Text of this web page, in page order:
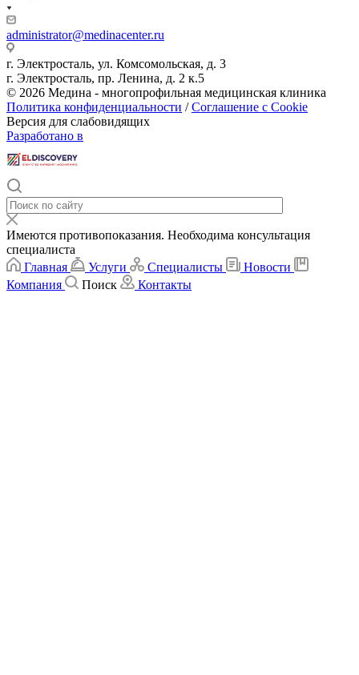
administrator@medinacenter.ru
г. Электросталь, ул. Комсомольская, д. 3
г. Электросталь, пр. Ленина, д. 2 к.5
© 2026 Медина - многопрофильная медицинская клиника
Политика конфиденциальности /Соглашение с Cookie
Версия для слабовидящих
Разработано в
Имеются противопоказания. Необходима консультация
специалиста
Главная
Услуги Специалисты
Новости
Компания
Поиск Контакты